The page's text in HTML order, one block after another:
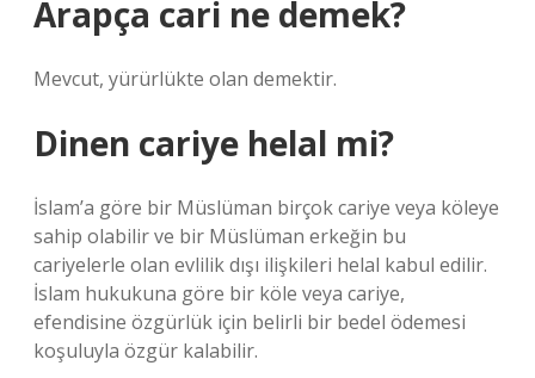
Arapça cari ne demek?
Mevcut, yürürlükte olan demektir.
Dinen cariye helal mi?
İslam’a göre bir Müslüman birçok cariye veya köleye
sahip olabilir ve bir Müslüman erkeğin bu
cariyelerle olan evlilik dışı ilişkileri helal kabul edilir.
İslam hukukuna göre bir köle veya cariye,
efendisine özgürlük için belirli bir bedel ödemesi
koşuluyla özgür kalabilir.